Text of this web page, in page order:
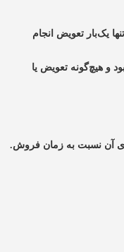
یک‌بار تعویض انجام
و هیچ‌گونه تعویض یا
آن نسبت به زمان فروش.